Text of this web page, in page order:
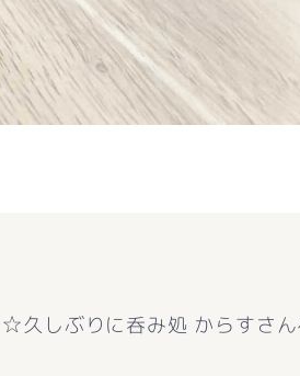
☆久しぶりに呑み処 からすさ